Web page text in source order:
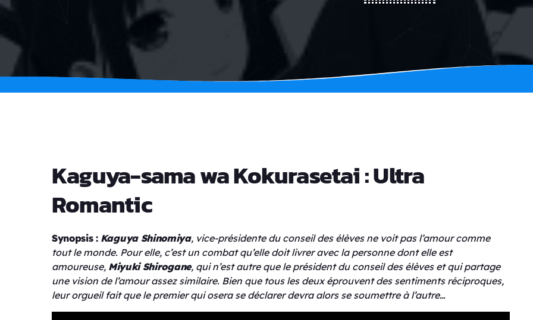
Kaguya-sama wa Kokurasetai : Ultra
Romantic
Synopsis : Kaguya Shinomiya, vice-présidente du conseil des élèves ne voit pas l’amour comme
tout le monde. Pour elle, c’est un combat qu’elle doit livrer avec la personne dont elle est
amoureuse, Miyuki Shirogane, qui n’est autre que le président du conseil des élèves et qui partage
une vision de l’amour assez similaire. Bien que tous les deux éprouvent des sentiments réciproques,
leur orgueil fait que le premier qui osera se déclarer devra alors se soumettre à l’autre…